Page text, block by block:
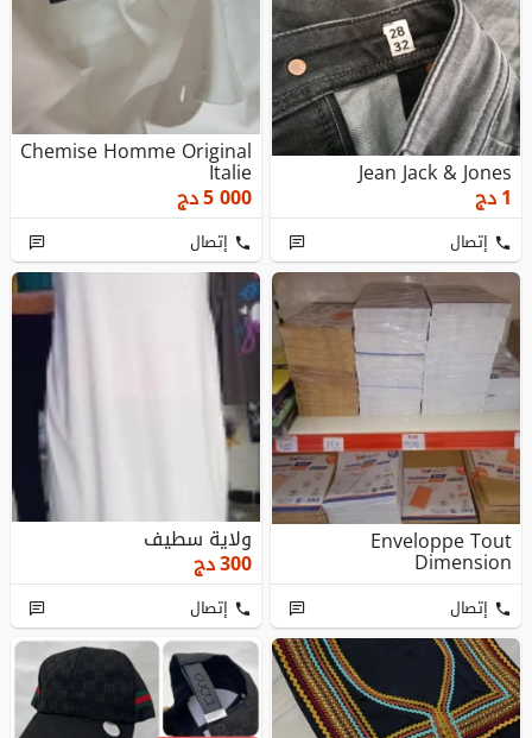
Jean Jack & Jones
1دج
إتصال
Chemise Homme Original
Italie
5 000دج
إتصال
Enveloppe Tout
Dimension
إتصال
ولاية سطيف
300دج
إتصال